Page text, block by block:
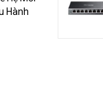
Hành